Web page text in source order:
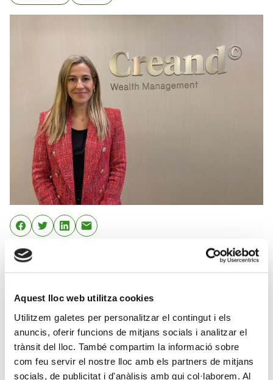
Aquest lloc web utilitza cookies
Utilitzem galetes per personalitzar el contingut i els
anuncis, oferir funcions de mitjans socials i analitzar el
trànsit del lloc. També compartim la informació sobre
com feu servir el nostre lloc amb els partners de mitjans
socials, de publicitat i d'anàlisis amb qui col·laborem. Al
El fitxatge s’emmarca en el pla de creixement de la
Unitat de Xarxes Externes, un segment de negoci
sota gestió.
Creand Wealth Management ha incorporat Esther del
Rincón com a responsable de desenvolupament de
negoci, dins de la Unitat de Xarxes Externes que dirigeix
Álvaro Ximénez de Embún. L’objectiu és potenciar el